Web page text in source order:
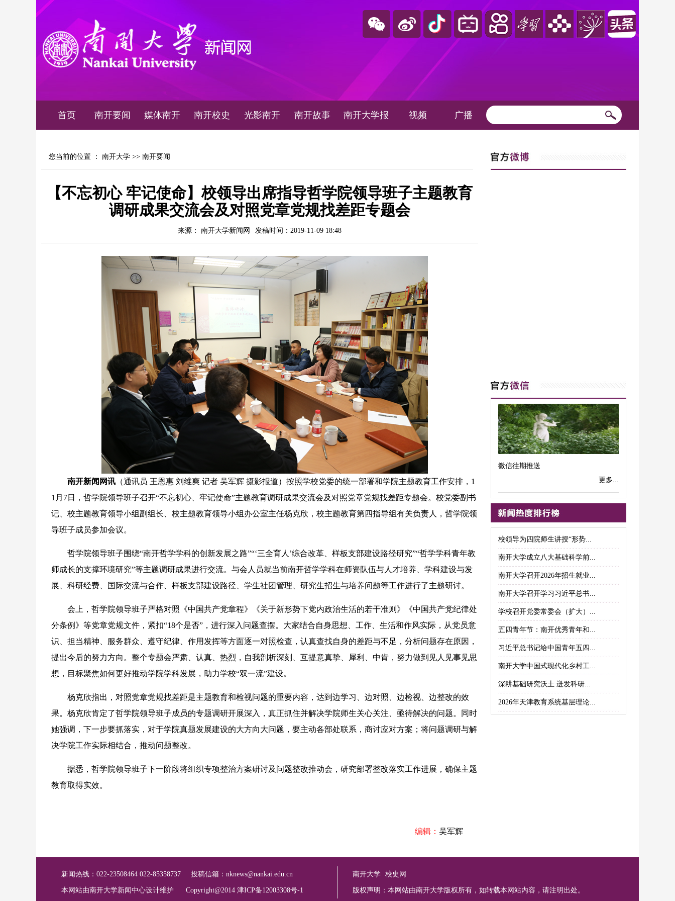
首页 南开要闻 媒体南开 南开校史 光影南开 南开故事 南开大学报 视频 广播
您当前的位置 ： 南开大学 >> 南开要闻
【不忘初心 牢记使命】校领导出席指导哲学院领导班子主题教育
调研成果交流会及对照党章党规找差距专题会
来源： 南开大学新闻网 发稿时间：2019-11-09 18:48
南开新闻网讯 （通讯员 王恩惠 刘维爽 记者 吴军辉 摄影报道）按照学校党委的统一部署和学院主题教育工作安排，1
1月7日，哲学院领导班子召开“不忘初心、牢记使命”主题教育调研成果交流会及对照党章党规找差距专题会。校党委副书
记、校主题教育领导小组副组长、校主题教育领导小组办公室主任杨克欣，校主题教育第四指导组有关负责人，哲学院领
导班子成员参加会议。
哲学院领导班子围绕“南开哲学学科的创新发展之路”“‘三全育人’综合改革、样板支部建设路径研究”“哲学学科青年教
师成长的支撑环境研究”等主题调研成果进行交流。与会人员就当前南开哲学学科在师资队伍与人才培养、学科建设与发
展、科研经费、国际交流与合作、样板支部建设路径、学生社团管理、研究生招生与培养问题等工作进行了主题研讨。
会上，哲学院领导班子严格对照《中国共产党章程》《关于新形势下党内政治生活的若干准则》《中国共产党纪律处
分条例》等党章党规文件，紧扣“18个是否”，进行深入问题查摆。大家结合自身思想、工作、生活和作风实际，从党员意
识、担当精神、服务群众、遵守纪律、作用发挥等方面逐一对照检查，认真查找自身的差距与不足，分析问题存在原因，
提出今后的努力方向。整个专题会严肃、认真、热烈，自我剖析深刻、互提意真挚、犀利、中肯，努力做到见人见事见思
想，目标聚焦如何更好推动学院学科发展，助力学校“双一流”建设。
杨克欣指出，对照党章党规找差距是主题教育和检视问题的重要内容，达到边学习、边对照、边检视、边整改的效
果。杨克欣肯定了哲学院领导班子成员的专题调研开展深入，真正抓住并解决学院师生关心关注、亟待解决的问题。同时
她强调，下一步要抓落实，对于学院真题发展建设的大方向大问题，要主动各部处联系，商讨应对方案；将问题调研与解
决学院工作实际相结合，推动问题整改。
据悉，哲学院领导班子下一阶段将组织专项整治方案研讨及问题整改推动会，研究部署整改落实工作进展，确保主题
教育取得实效。
编辑： 吴军辉
微信往期推送
更多...
校领导为四院师生讲授“形势...
南开大学成立八大基础科学前...
南开大学召开2026年招生就业...
南开大学召开学习习近平总书...
学校召开党委常委会（扩大）...
五四青年节：南开优秀青年和...
习近平总书记给中国青年五四...
南开大学中国式现代化乡村工...
深耕基础研究沃土 迸发科研...
2026年天津教育系统基层理论...
新闻热线：022-23508464 022-85358737 投稿信箱： nknews@nankai.edu.cn
本网站由南开大学新闻中心设计维护 Copyright@2014 津ICP备12003308号-1
南开大学 校史网
版权声明：本网站由南开大学版权所有，如转载本网站内容，请注明出处。